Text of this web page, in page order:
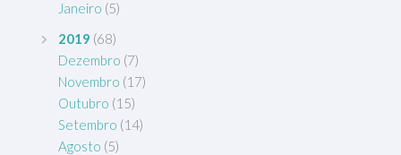
Janeiro (5)
2019 (68)
Dezembro (7)
Novembro (17)
Outubro (15)
Setembro (14)
Agosto (5)